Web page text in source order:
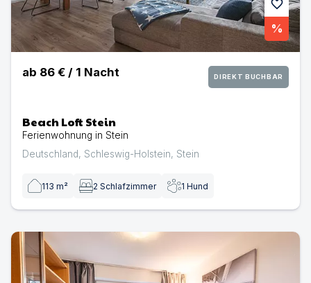
favorite
%
ab 86 € / 1 Nacht DIREKT BUCHBAR
Beach Loft Stein
Ferienwohnung in Stein
Deutschland, Schleswig-Holstein, Stein
113 m² 2 Schlafzimmer 1 Hund
Stein W03 St.4 | Ferienwohnung in Stein